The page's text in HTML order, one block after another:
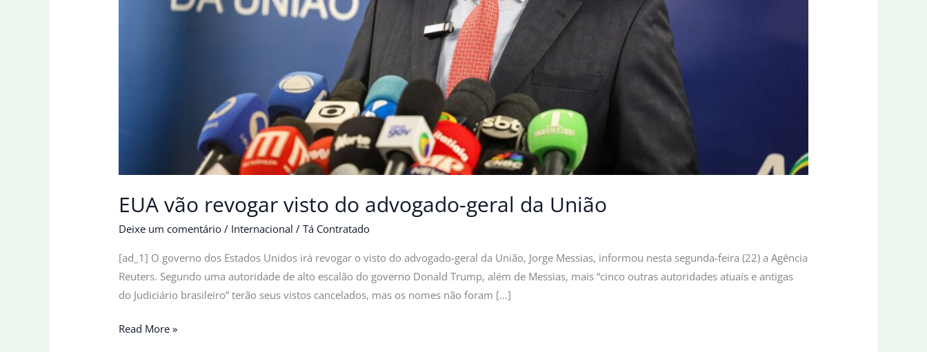
EUA vão revogar visto do advogado-geral da União
Deixe um comentário / Internacional /Tá Contratado
[ad_1] O governo dos Estados Unidos irá revogar o visto do advogado-geral da União, Jorge Messias, informou nesta segunda-feira (22) a Agência
Reuters. Segundo uma autoridade de alto escalão do governo Donald Trump, além de Messias, mais “cinco outras autoridades atuais e antigas
do Judiciário brasileiro” terão seus vistos cancelados, mas os nomes não foram […]
EUA
Read More »